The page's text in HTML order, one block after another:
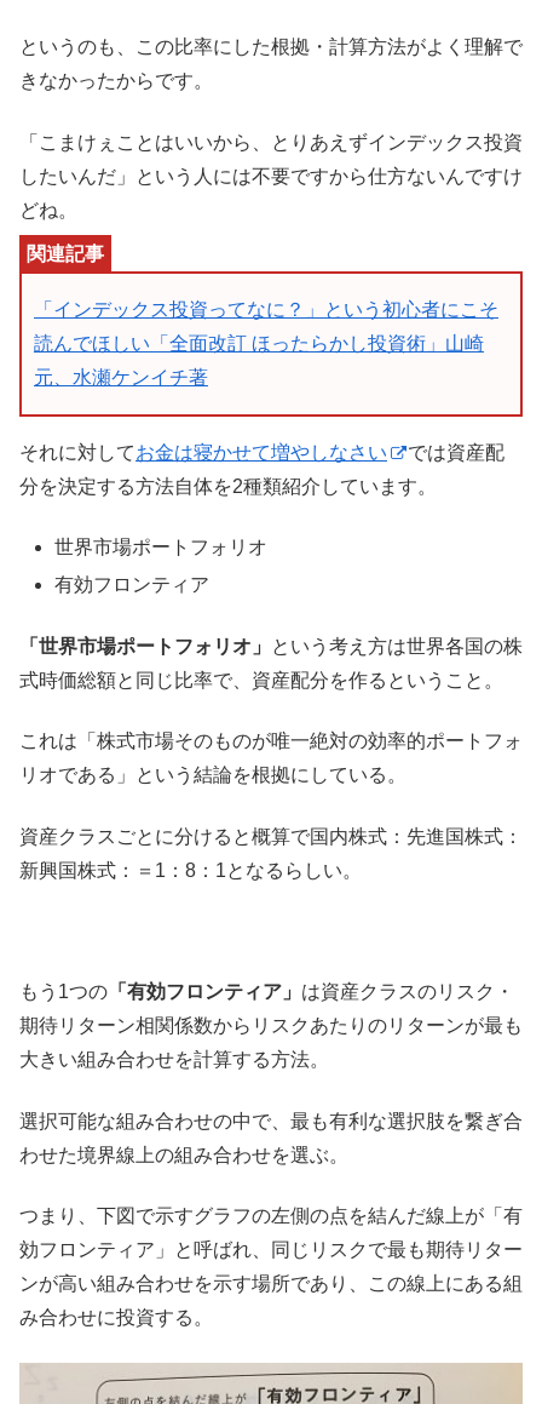
というのも、この比率にした根拠・計算方法がよく理解で
きなかったからです。
「こまけぇことはいいから、とりあえずインデックス投資
したいんだ」という人には不要ですから仕方ないんですけ
どね。
「インデックス投資ってなに？」という初心者にこそ
読んでほしい「全面改訂 ほったらかし投資術」山崎
元、水瀬ケンイチ著
それに対してお金は寝かせて増やしなさい
では資産配
分を決定する方法自体を2種類紹介しています。
世界市場ポートフォリオ
有効フロンティア
「世界市場ポートフォリオ」
という考え方は世界各国の株
式時価総額と同じ比率で、資産配分を作るということ。
これは「株式市場そのものが唯一絶対の効率的ポートフォ
リオである」という結論を根拠にしている。
資産クラスごとに分けると概算で国内株式：先進国株式：
新興国株式：＝1：8：1となるらしい。
もう1つの 「有効フロンティア」 は資産クラスのリスク・
期待リターン相関係数からリスクあたりのリターンが最も
大きい組み合わせを計算する方法。
選択可能な組み合わせの中で、最も有利な選択肢を繋ぎ合
わせた境界線上の組み合わせを選ぶ。
つまり、下図で示すグラフの左側の点を結んだ線上が「有
効フロンティア」と呼ばれ、同じリスクで最も期待リター
ンが高い組み合わせを示す場所であり、この線上にある組
み合わせに投資する。